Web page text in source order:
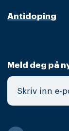
Antidoping
Meld deg på